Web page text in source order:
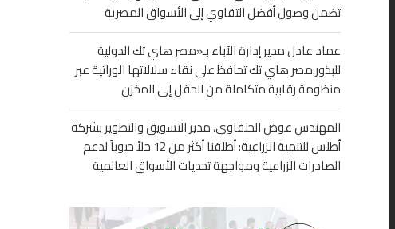
تضمن وصول أفضل التقاوي إلى الأسواق المصرية
عماد عادل مدير إدارة الآباء بـ«مصر هاي تك الدولية
للبذور:مصر هاي تك تحافظ على نقاء سلالاتها الوراثية عبر
منظومة رقابية متكاملة من الحقل إلى المخزن
المهندس عوض الحلفاوي، مدير التسويق والتطوير بشركة
أطلس للتنمية الزراعية: أطلقنا أكثر من 12 حلاً حيوياً لدعم
الصادرات الزراعية ومواجهة تحديات الأسواق العالمية